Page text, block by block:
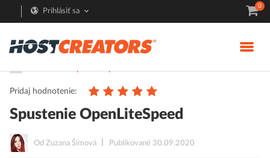
Prihlásiť sa
0
Pridaj hodnotenie:
Spustenie OpenLiteSpeed
Od Zuzana Šimová Publikované 30.09.2020